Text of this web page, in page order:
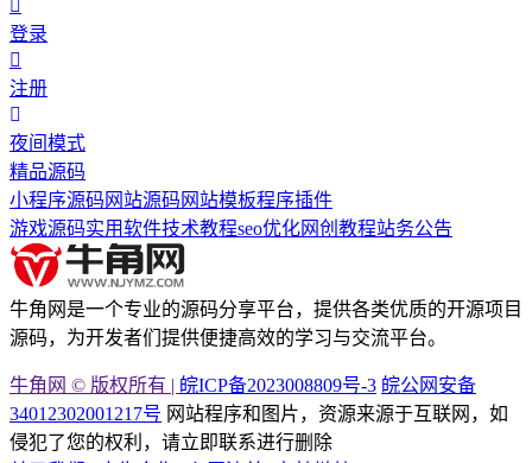
登录
注册
夜间模式
精品源码
小程序源码 网站源码 网站模板程序插件
游戏源码实用软件技术教程seo优化网创教程站务公告
牛角网是一个专业的源码分享平台，提供各类优质的开源项目
源码，为开发者们提供便捷高效的学习与交流平台。
牛角网 © 版权所有 | 皖ICP备2023008809号-3 皖公网安备
34012302001217号 网站程序和图片，资源来源于互联网，如
侵犯了您的权利，请立即联系进行删除